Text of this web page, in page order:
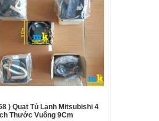
) Quạt Tủ Lạnh Mitsubishi 4
Thước Vuông 9Cm